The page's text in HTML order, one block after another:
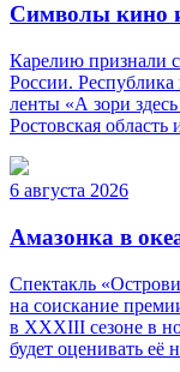
Символы кино
Карелию признали
России. Республика
ленты «А зори
Ростовская область
6 августа 2026
Амазонка в
Спектакль
на соискание
в XXXIII сезоне в
будет оценивать её